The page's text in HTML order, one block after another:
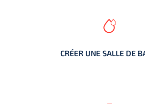
CRÉER UNE SALLE DE
CRÉER UNE SALLE DE